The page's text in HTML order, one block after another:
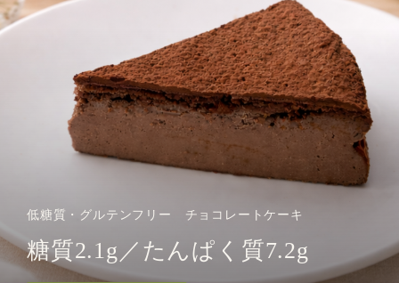
糖質1.6g ／タンパク質5.7g
糖質2.1g／たんぱく質7.2g
低糖質クラウドブレッド
糖質0.3g／たんぱく質2.1g
糖質5.5g（1個あたり）
糖質1.7g／たんぱく質6.4g
糖質2.4g ／たんぱく質8.7g